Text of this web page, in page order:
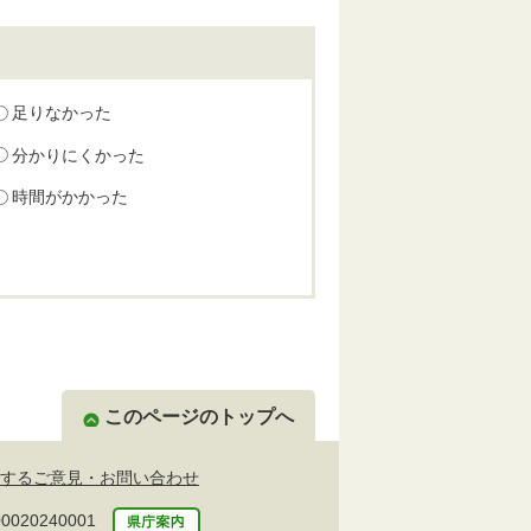
足りなかった
分かりにくかった
時間がかかった
このページのトップへ
るご意見・お問い合わせ